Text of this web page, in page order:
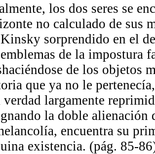
los dos seres se
no calculado de sus
sorprendido en el
de la impostura
de los objetos
que ya no le
verdad largamente
la doble alienación
encuentra su
existencia. (pág. 85-